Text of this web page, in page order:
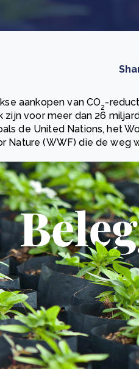
aankopen van CO2-
voor meer dan 26
de United Nations, het
Nature (WWF) die de weg